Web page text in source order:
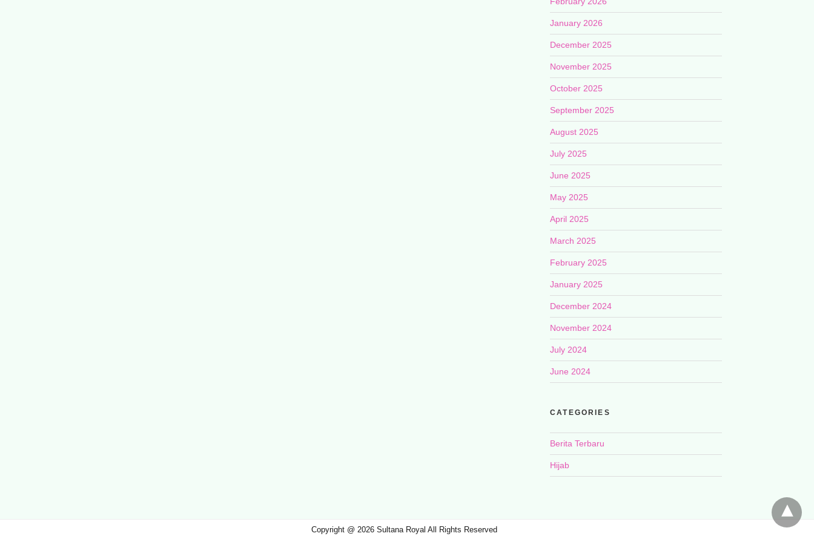
January 2026
December 2025
November 2025
October 2025
September 2025
August 2025
July 2025
June 2025
May 2025
April 2025
March 2025
February 2025
January 2025
December 2024
November 2024
July 2024
June 2024
CATEGORIES
Berita Terbaru
Hijab
Copyright @ 2026 Sultana Royal All Rights Reserved